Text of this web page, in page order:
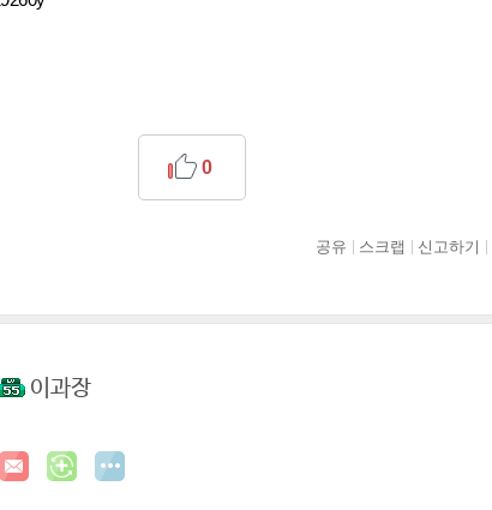
0
공유 스크랩 신고하기
이과장